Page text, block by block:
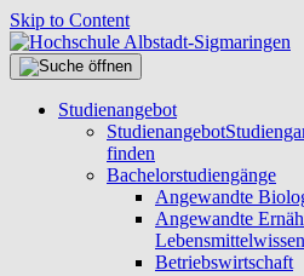
Skip to Content
Studienangebot
Studienangebot
finden
Bachelorstudiengänge
Angewandte
Angewandte
Betriebswirtschaft